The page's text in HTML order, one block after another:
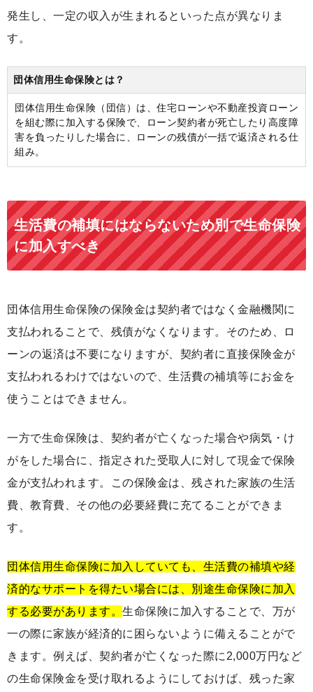
発生し、一定の収入が生まれるといった点が異なりま
す。
団体信用生命保険とは？
団体信用生命保険（団信）は、住宅ローンや不動産投資ローン
を組む際に加入する保険で、ローン契約者が死亡したり高度障
害を負ったりした場合に、ローンの残債が一括で返済される仕
組み。
生活費の補填にはならないため別で生命保険
に加入すべき
団体信用生命保険の保険金は契約者ではなく金融機関に
支払われることで、残債がなくなります。そのため、ロ
ーンの返済は不要になりますが、契約者に直接保険金が
支払われるわけではないので、生活費の補填等にお金を
使うことはできません。
一方で生命保険は、契約者が亡くなった場合や病気・け
がをした場合に、指定された受取人に対して現金で保険
金が支払われます。この保険金は、残された家族の生活
費、教育費、その他の必要経費に充てることができま
す。
団体信用生命保険に加入していても、生活費の補填や経
済的なサポートを得たい場合には、別途生命保険に加入
する必要があります。 生命保険に加入することで、万が
一の際に家族が経済的に困らないように備えることがで
きます。例えば、契約者が亡くなった際に2,000万円など
の生命保険金を受け取れるようにしておけば、残った家